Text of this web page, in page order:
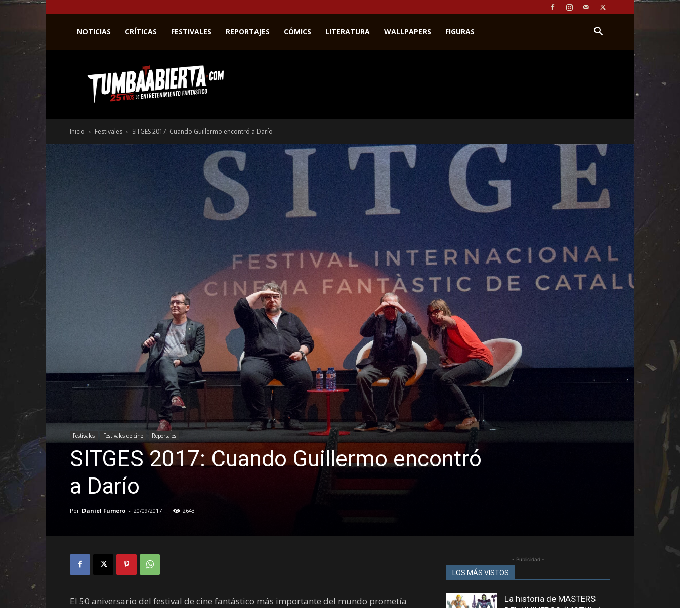
NOTICIAS CRÍTICAS FESTIVALES REPORTAJES CÓMICS LITERATURA WALLPAPERS FIGURAS
web
del
entretenimiento
el
género
Inicio Festivales SITGES 2017: Cuando Guillermo encontró a Darío
Festivales Festivales de cine Reportajes
SITGES 2017: Cuando Guillermo encontró
a Darío
Por Daniel Fumero - 20/09/2017 2643
El 50 aniversario del festival de cine fantástico más importante del mundo prometía
- Publicidad -
LOS MÁS VISTOS
La historia de MASTERS